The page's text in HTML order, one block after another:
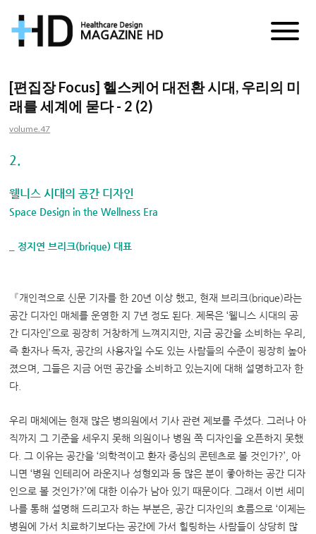
거
진
[편집장 Focus] 헬스케어 대전환 시대, 우리의 미
래를 세계에 묻다 - 2 (2)
volume.47
2.
웰니스 시대의 공간 디자인
Space Design in the Wellness Era
정지연 브리크(brique)대표
『개인적으로 신문 기자를 한 20년 이상 했고 현재 브리크(brique)라는
공간 디자인 매체를 운영한 지 7년 정도 된다 .제목은‘웰니스 시대의 공
간 디자인’으로 굉장히 거창하게 느껴지지만 지금 공간을 소비하는 우리
즉 환자나 독자 ,공간의 사용자일 수도 있는 사람들의 수준이 굉장히 높아
졌으며
그들은 지금 어떤 공간을 소비하고 있는지에 대해 설명하고자 한
다
우리 매체에는 현재 많은 병의원에서 기사 관련 제보를 주셨다
그러나 아
직까지 그 기준을 세우지 못해 의원이나 병원 쪽 디자인을 오픈하지 못했
다
그 이유는 공간을‘의학적이고 환자 중심의 콘텐츠로 볼 것인가?’, 아
니면‘병원 인테리어 라운지나 성형외과 등 많은 분이 좋아하는 공간 디자
인으로 볼 것인가?’에 대한 이슈가 남아 있기 때문이다
그래서 이번 세미
나를 통해 설명해 드리고자 하는 부분은 ,공간 디자인의 흐름으로‘이제는
병원에 가서 치료하기보다는 공간에 가서 힐링하는 사람들이 상당히 많